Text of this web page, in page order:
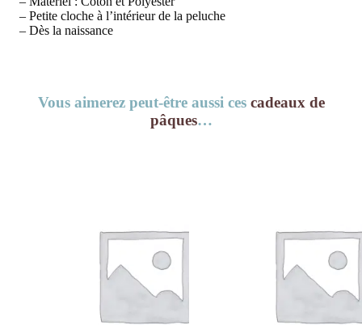
– Petite cloche à l’intérieur de la peluche
– Dès la naissance
Vous aimerez peut-être aussi ces cadeaux de
pâques…